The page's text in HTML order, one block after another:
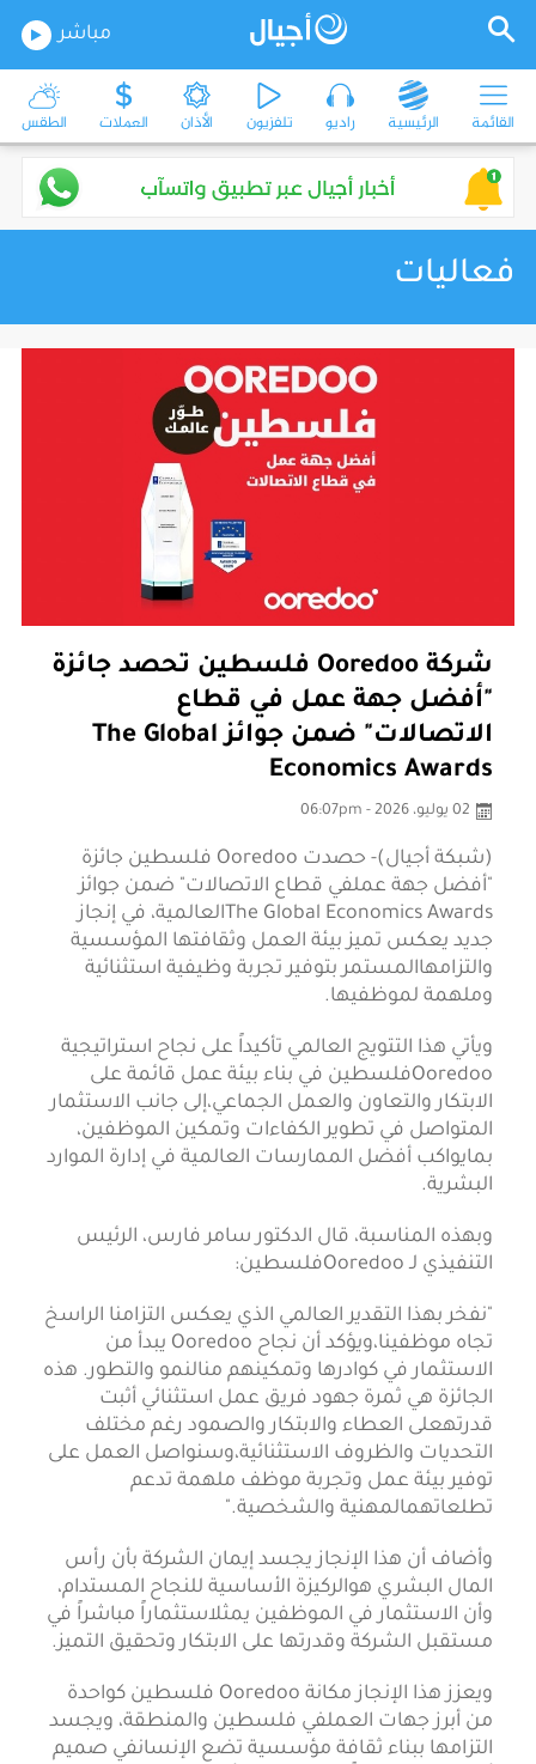
مباشر
القائمة الرئيسية راديو تلفزيون الأذان العملات الطقس
فعاليات
شركة Ooredoo فلسطين تحصد جائزة
"أفضل جهة عمل في قطاع
الاتصالات" ضمن جوائز The Global
Economics Awards
02 يوليو، 2026 - 06:07pm
(شبكة أجيال)- حصدت Ooredoo فلسطين جائزة
"أفضل جهة عملفي قطاع الاتصالات" ضمن جوائز
The Global Economics Awardsالعالمية، في إنجاز
جديد يعكس تميز بيئة العمل وثقافتها المؤسسية
والتزامهاالمستمر بتوفير تجربة وظيفية استثنائية
وملهمة لموظفيها.
ويأتي هذا التتويج العالمي تأكيداً على نجاح استراتيجية
Ooredooفلسطين في بناء بيئة عمل قائمة على
الابتكار والتعاون والعمل الجماعي،إلى جانب الاستثمار
المتواصل في تطوير الكفاءات وتمكين الموظفين،
بمايواكب أفضل الممارسات العالمية في إدارة الموارد
البشرية.
وبهذه المناسبة، قال الدكتور سامر فارس، الرئيس
التنفيذي لـ Ooredooفلسطين:
"نفخر بهذا التقدير العالمي الذي يعكس التزامنا الراسخ
تجاه موظفينا،ويؤكد أن نجاح Ooredoo يبدأ من
الاستثمار في كوادرها وتمكينهم منالنمو والتطور. هذه
الجائزة هي ثمرة جهود فريق عمل استثنائي أثبت
قدرتهعلى العطاء والابتكار والصمود رغم مختلف
التحديات والظروف الاستثنائية،وسنواصل العمل على
توفير بيئة عمل وتجربة موظف ملهمة تدعم
تطلعاتهمالمهنية والشخصية."
وأضاف أن هذا الإنجاز يجسد إيمان الشركة بأن رأس
المال البشري هوالركيزة الأساسية للنجاح المستدام،
وأن الاستثمار في الموظفين يمثلاستثماراً مباشراً في
مستقبل الشركة وقدرتها على الابتكار وتحقيق التميز.
ويعزز هذا الإنجاز مكانة Ooredoo فلسطين كواحدة
من أبرز جهات العملفي فلسطين والمنطقة، ويجسد
التزامها ببناء ثقافة مؤسسية تضع الإنسانفي صميم